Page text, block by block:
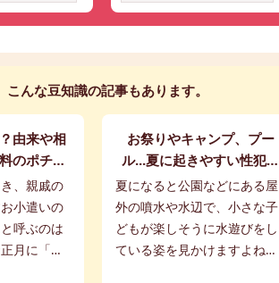
こんな豆知識の記事もあります。
由来や相
のポチ袋
♪、親戚の
小遣いの
呼ぶのは
月に「お
お祭りやキャンプ、プー
ル...夏に起きやすい性犯罪
や危険な場面とは？
夏になると公園などにある屋
外の噴水や水辺で、小さな子
どもが楽しそうに水遊びをし
ている姿を見かけますよね。